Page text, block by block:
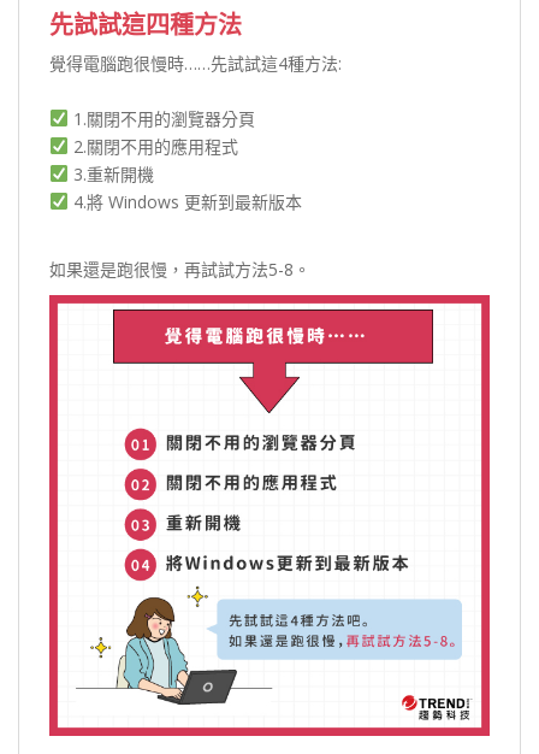
先試試這四種方法
覺得電腦跑很慢時……先試試這4種方法:
1.關閉不用的瀏覽器分頁
2.關閉不用的應用程式
3.重新開機
4.將 Windows 更新到最新版本
如果還是跑很慢，再試試方法5-8。